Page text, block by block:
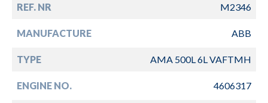
REF. NR M2346
MANUFACTURE ABB
TYPE AMA 500L 6L VAFTMH
ENGINE NO. 4606317